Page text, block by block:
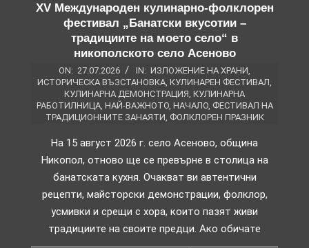
XV Международен кулинарно-фолклорен
фестивал „Банатски вкусотии –
традициите на моето село“ в
никополското село Асеново
ON: 27.07.2026 IN: ИЗЛОЖЕНИЕ НА ХРАНИ
ИСТОРИЧЕСКА ВЪЗСТАНОВКА КУЛИНАРЕН ФЕСТИВАЛ
КУЛИНАРНА ДЕМОНСТРАЦИЯ КУЛИНАРНА
РАБОТИЛНИЦА, НАЙ-ВАЖНОТО, НАЧАЛО, ФЕСТИВАЛ НА
ТРАДИЦИОННИТЕ ЗАНАЯТИ ФОЛКЛОРЕН ПРАЗНИК
На 15 август 2026 г. село Асеново, община
Никопол, отново ще се превърне в столица на
банатската кухня. Очакват ви автентични
рецепти, майсторски демонстрации, фолклор,
усмивки и срещи с хора, които пазят живи
традициите на своите предци. Ако обичате